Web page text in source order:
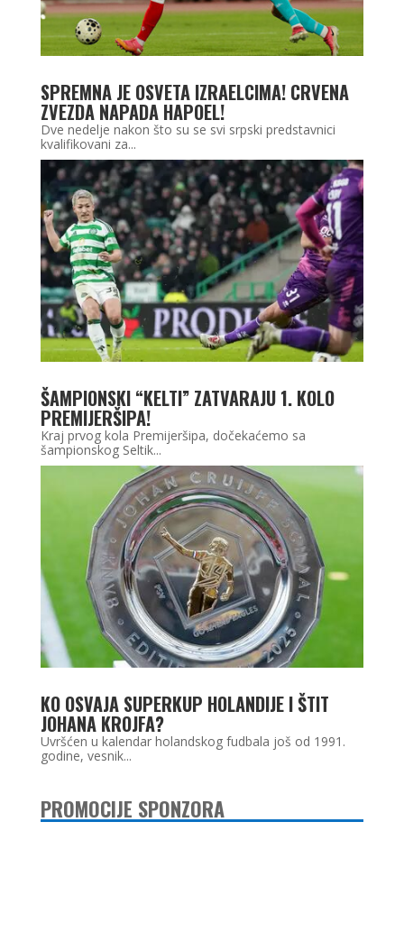
SPREMNA JE OSVETA IZRAELCIMA! CRVENA
ZVEZDA NAPADA HAPOEL!
Dve nedelje nakon što su se svi srpski predstavnici
kvalifikovani za...
ŠAMPIONSKI “KELTI” ZATVARAJU 1. KOLO
PREMIJERŠIPA!
Kraj prvog kola Premijeršipa, dočekaćemo sa
šampionskog Seltik...
KO OSVAJA SUPERKUP HOLANDIJE I ŠTIT
JOHANA KROJFA?
Uvršćen u kalendar holandskog fudbala još od 1991.
godine, vesnik...
PROMOCIJE SPONZORA